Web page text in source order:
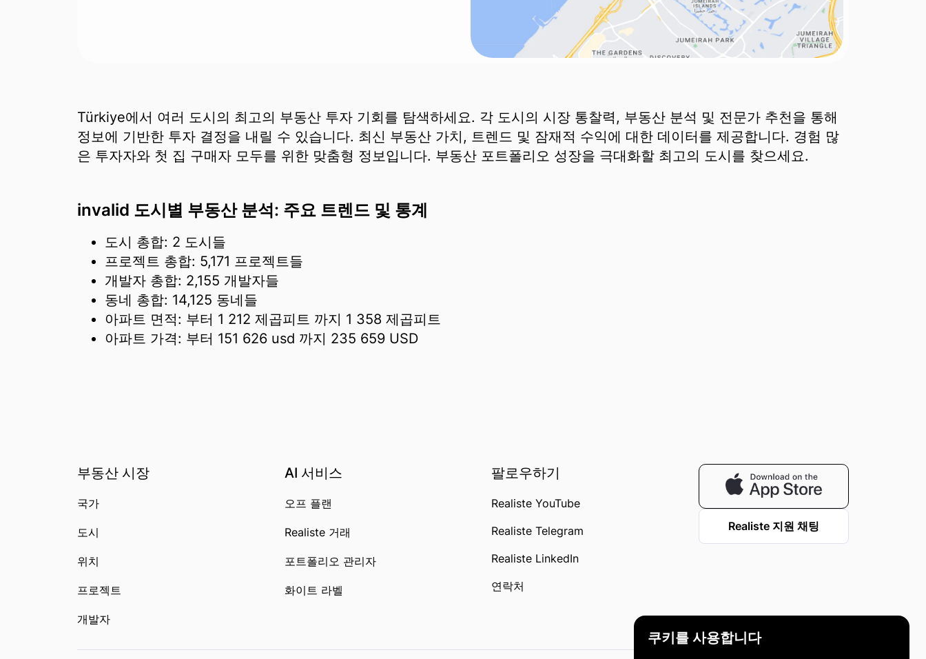
쿠키를 사용합니다
Türkiye에서 여러 도시의 최고의 부동산 투자 기회를 탐색하세요. 각 도시의 시장 통찰력, 부동산 분석 및 전문가 추천을 통해
정보에 기반한 투자 결정을 내릴 수 있습니다. 최신 부동산 가치, 트렌드 및 잠재적 수익에 대한 데이터를 제공합니다. 경험 많
은 투자자와 첫 집 구매자 모두를 위한 맞춤형 정보입니다. 부동산 포트폴리오 성장을 극대화할 최고의 도시를 찾으세요.
invalid 도시별 부동산 분석: 주요 트렌드 및 통계
도시 총합: 2 도시들
프로젝트 총합: 5,171 프로젝트들
개발자 총합: 2,155 개발자들
동네 총합: 14,125 동네들
아파트 면적: 부터 1 212 제곱피트 까지 1 358 제곱피트
아파트 가격: 부터 151 626 usd 까지 235 659 USD
부동산 시장
국가
도시
위치
프로젝트
개발자
AI 서비스
오프 플랜
Realiste 거래
포트폴리오 관리자
화이트 라벨
팔로우하기
Realiste YouTube
Realiste Telegram
Realiste LinkedIn
연락처
Realiste 지원 채팅